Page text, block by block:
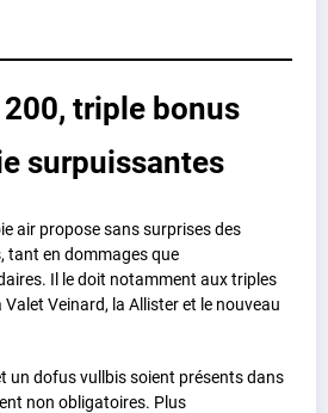
200, triple bonus
surpuissantes
air propose sans surprises des
tant en dommages que
Il le doit notamment aux triples
Veinard, la Allister et le nouveau
un dofus vullbis soient présents dans
non obligatoires. Plus